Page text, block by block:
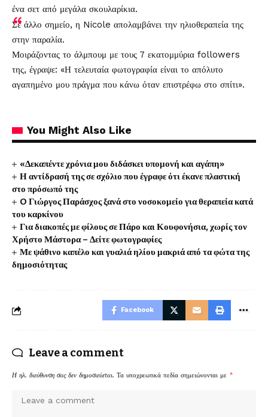
ένα σετ από μεγάλα σκουλαρίκια.
Σε άλλο σημείο, η Nicole απολαμβάνει την ηλιοθεραπεία της
στην παραλία.
Μοιράζοντας το άλμπουμ με τους 7 εκατομμύρια followers
της, έγραψε: «Η τελευταία φωτογραφία είναι το απόλυτο
αγαπημένο μου πράγμα που κάνω όταν επιστρέφω στο σπίτι».
You Might Also Like
«Δεκαπέντε χρόνια μου διδάσκει υπομονή και αγάπη»
Η αντίδρασή της σε σχόλιο που έγραφε ότι έκανε πλαστική
στο πρόσωπό της
O Γιώργος Παράσχος ξανά στο νοσοκομείο για θεραπεία κατά
του καρκίνου
Για διακοπές με φίλους σε Πάρο και Κουφονήσια, χωρίς τον
Χρήστο Μάστορα – Δείτε φωτογραφίες
Με ψάθινο καπέλο και γυαλιά ηλίου μακριά από τα φώτα της
δημοσιότητας
Facebook
Leave a comment
Η ηλ. διεύθυνση σας δεν δημοσιεύεται. Τα υποχρεωτικά πεδία σημειώνονται με *